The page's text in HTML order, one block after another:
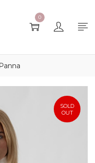
0
SOLD
OUT